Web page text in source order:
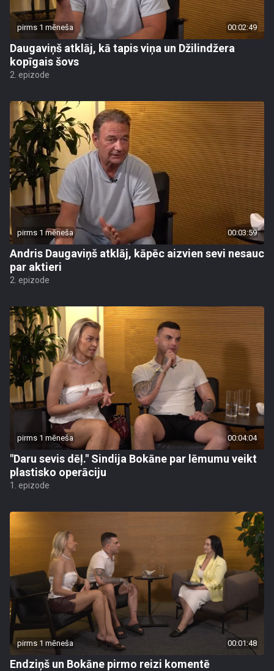
pirms 1 mēneša 00:02:49
Daugaviņš atklāj, kā tapis viņa un Džilindžera
kopīgais šovs
2. epizode
pirms 1 mēneša 00:03:59
Andris Daugaviņš atklāj, kāpēc aizvien sevi nesauc
par aktieri
2. epizode
pirms 1 mēneša 00:04:04
"Daru sevis dēļ." Sindija Bokāne par lēmumu veikt
plastisko operāciju
1. epizode
pirms 1 mēneša 00:01:48
Endziņš un Bokāne pirmo reizi komentē